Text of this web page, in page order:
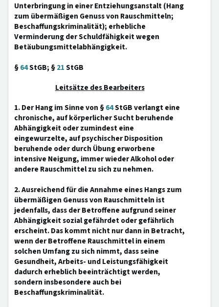
Unterbringung in einer Entziehungsanstalt (Hang
zum übermäßigen Genuss von Rauschmitteln;
Beschaffungskriminalität); erhebliche
Verminderung der Schuldfähigkeit wegen
Betäubungsmittelabhängigkeit.
§64StGB; §21StGB
Leitsätze des Bearbeiters
1. Der Hang im Sinne von §64StGB verlangt eine
chronische, auf körperlicher Sucht beruhende
Abhängigkeit oder zumindest eine
eingewurzelte, auf psychischer Disposition
beruhende oder durch Übung erworbene
intensive Neigung, immer wieder Alkohol oder
andere Rauschmittel zu sich zu nehmen.
2. Ausreichend für die Annahme eines Hangs zum
übermäßigen Genuss von Rauschmitteln ist
jedenfalls, dass der Betroffene aufgrund seiner
Abhängigkeit sozial gefährdet oder gefährlich
erscheint. Das kommt nicht nur dann in Betracht,
wenn der Betroffene Rauschmittel in einem
solchen Umfang zu sich nimmt, dass seine
Gesundheit, Arbeits- und Leistungsfähigkeit
dadurch erheblich beeinträchtigt werden,
sondern insbesondere auch bei
Beschaffungskriminalität.